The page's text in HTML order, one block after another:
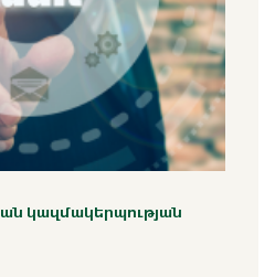
կազմակերպության